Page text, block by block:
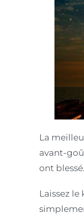
La
avant-
ont blessé.
Laissez